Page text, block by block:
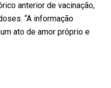
anterior de vacinação,
“A informação
ato de amor próprio e